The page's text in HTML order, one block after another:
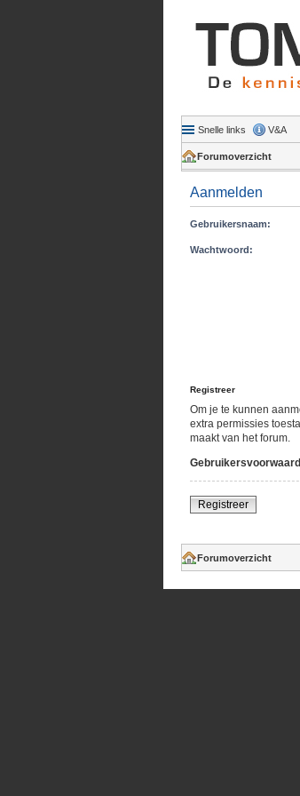
Snelle links V&A
Forumoverzicht
Aanmelden
Gebruikersnaam:
Wachtwoord:
Registreer
Om je te kunnen
extra permissies
maakt van het forum.
Registreer
Forumoverzicht